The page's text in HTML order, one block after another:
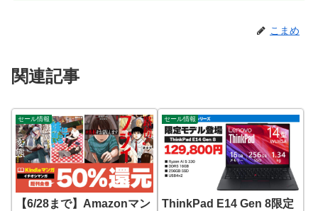
こまめ
関連記事
セール情報
【6/28まで】Amazonマン
セール情報
ThinkPad E14 Gen 8限定